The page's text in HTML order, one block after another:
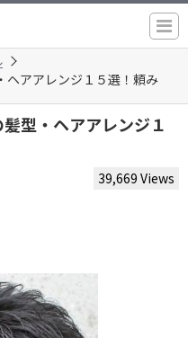
ヘアアレンジ１５選！頼み
型・ヘアアレンジ１
39,669 Views